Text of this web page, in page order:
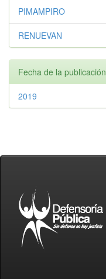
PIMAMPIRO
RENUEVAN
Fecha de la publicación
2019